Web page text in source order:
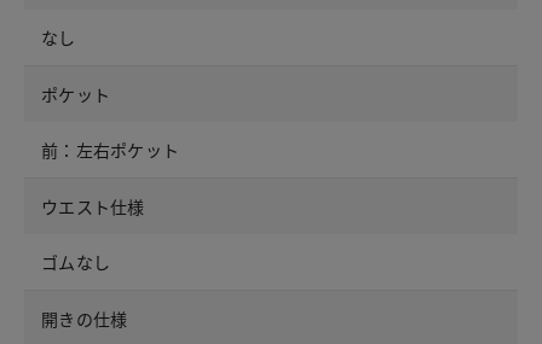
なし
ポケット
前：左右ポケット
ウエスト仕様
ゴムなし
開きの仕様